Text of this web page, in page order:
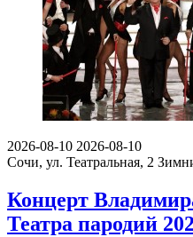
2026-08-10 2026-08-10
Сочи, ул. Театральная, 2
Концерт
Театра пародий